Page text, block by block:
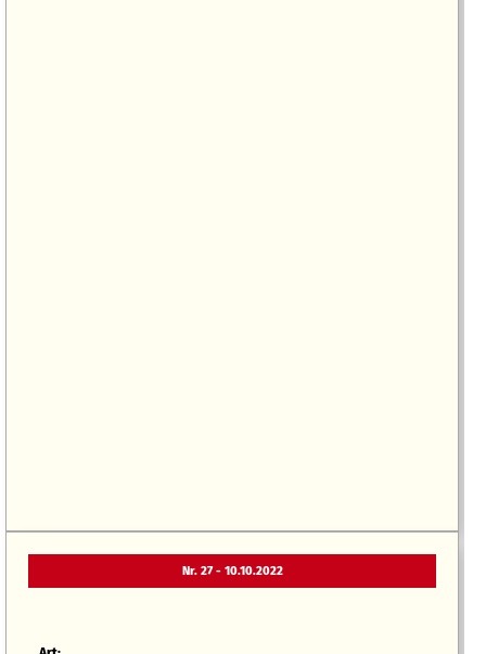
Nr. 27 - 10.10.2022